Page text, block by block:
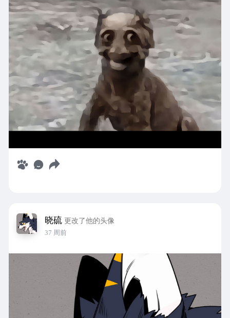
晓硫 更改了他的头像
37 周前